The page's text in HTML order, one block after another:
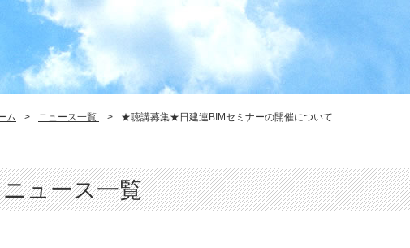
ム > ニュース一覧 > ★聴講募集★日建連BIMセミナーの開催について
ニュース一覧